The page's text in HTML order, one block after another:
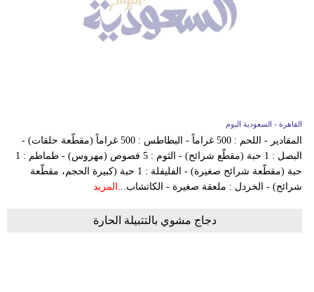
القاهرة - السعودية اليوم
المقادير - اللحم : 500 غراماً - البطاطس : 500 غراماً (مقطّعة حلقات) -
البصل : 1 حبة (مقطّع شرائح) - الثوم : 5 فصوص (مهروس) - طماطم : 1
حبة (مقطّعة شرائح صغيرة) - الفليفلة : 1 حبة (كبيرة الحجم، مقطّعة
شرائح) - الخردل : ملعقة صغيرة - الكاتشاب... المزيد
دجاج مشوي بالتتبيلة الحارة